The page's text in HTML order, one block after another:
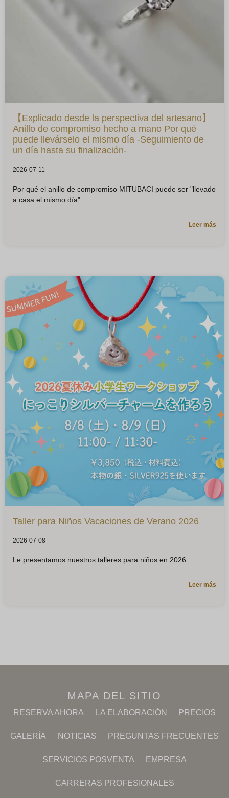
【Explicado desde la perspectiva del artesano】
Anillo de compromiso hecho a mano Por qué
puede llevárselo el mismo día -Seguimiento de
un día hasta su finalización-
2026-07-11
Por qué el anillo de compromiso MITUBACI puede ser "llevado
a casa el mismo día"
Leer más
Taller para Niños Vacaciones de Verano 2026
2026-07-08
Le presentamos nuestros talleres para niños en 2026.
Leer más
MAPA DEL SITIO
RESERVA AHORA LA ELABORACIÓN PRECIOS
GALERÍA NOTICIAS PREGUNTAS FRECUENTES
SERVICIOS POSVENTA EMPRESA
CARRERAS PROFESIONALES